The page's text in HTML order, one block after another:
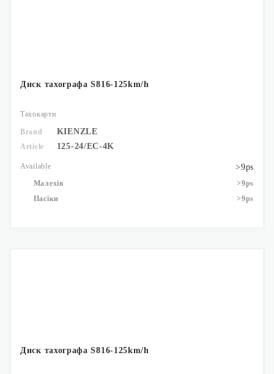
Диск тахографа S816-125km/h
Тахокарти
Brand KIENZLE
Article 125-24/EC-4K
Available >9ps
Малехів
>9ps
Пасіки
>9ps
Диск тахографа S816-125km/h